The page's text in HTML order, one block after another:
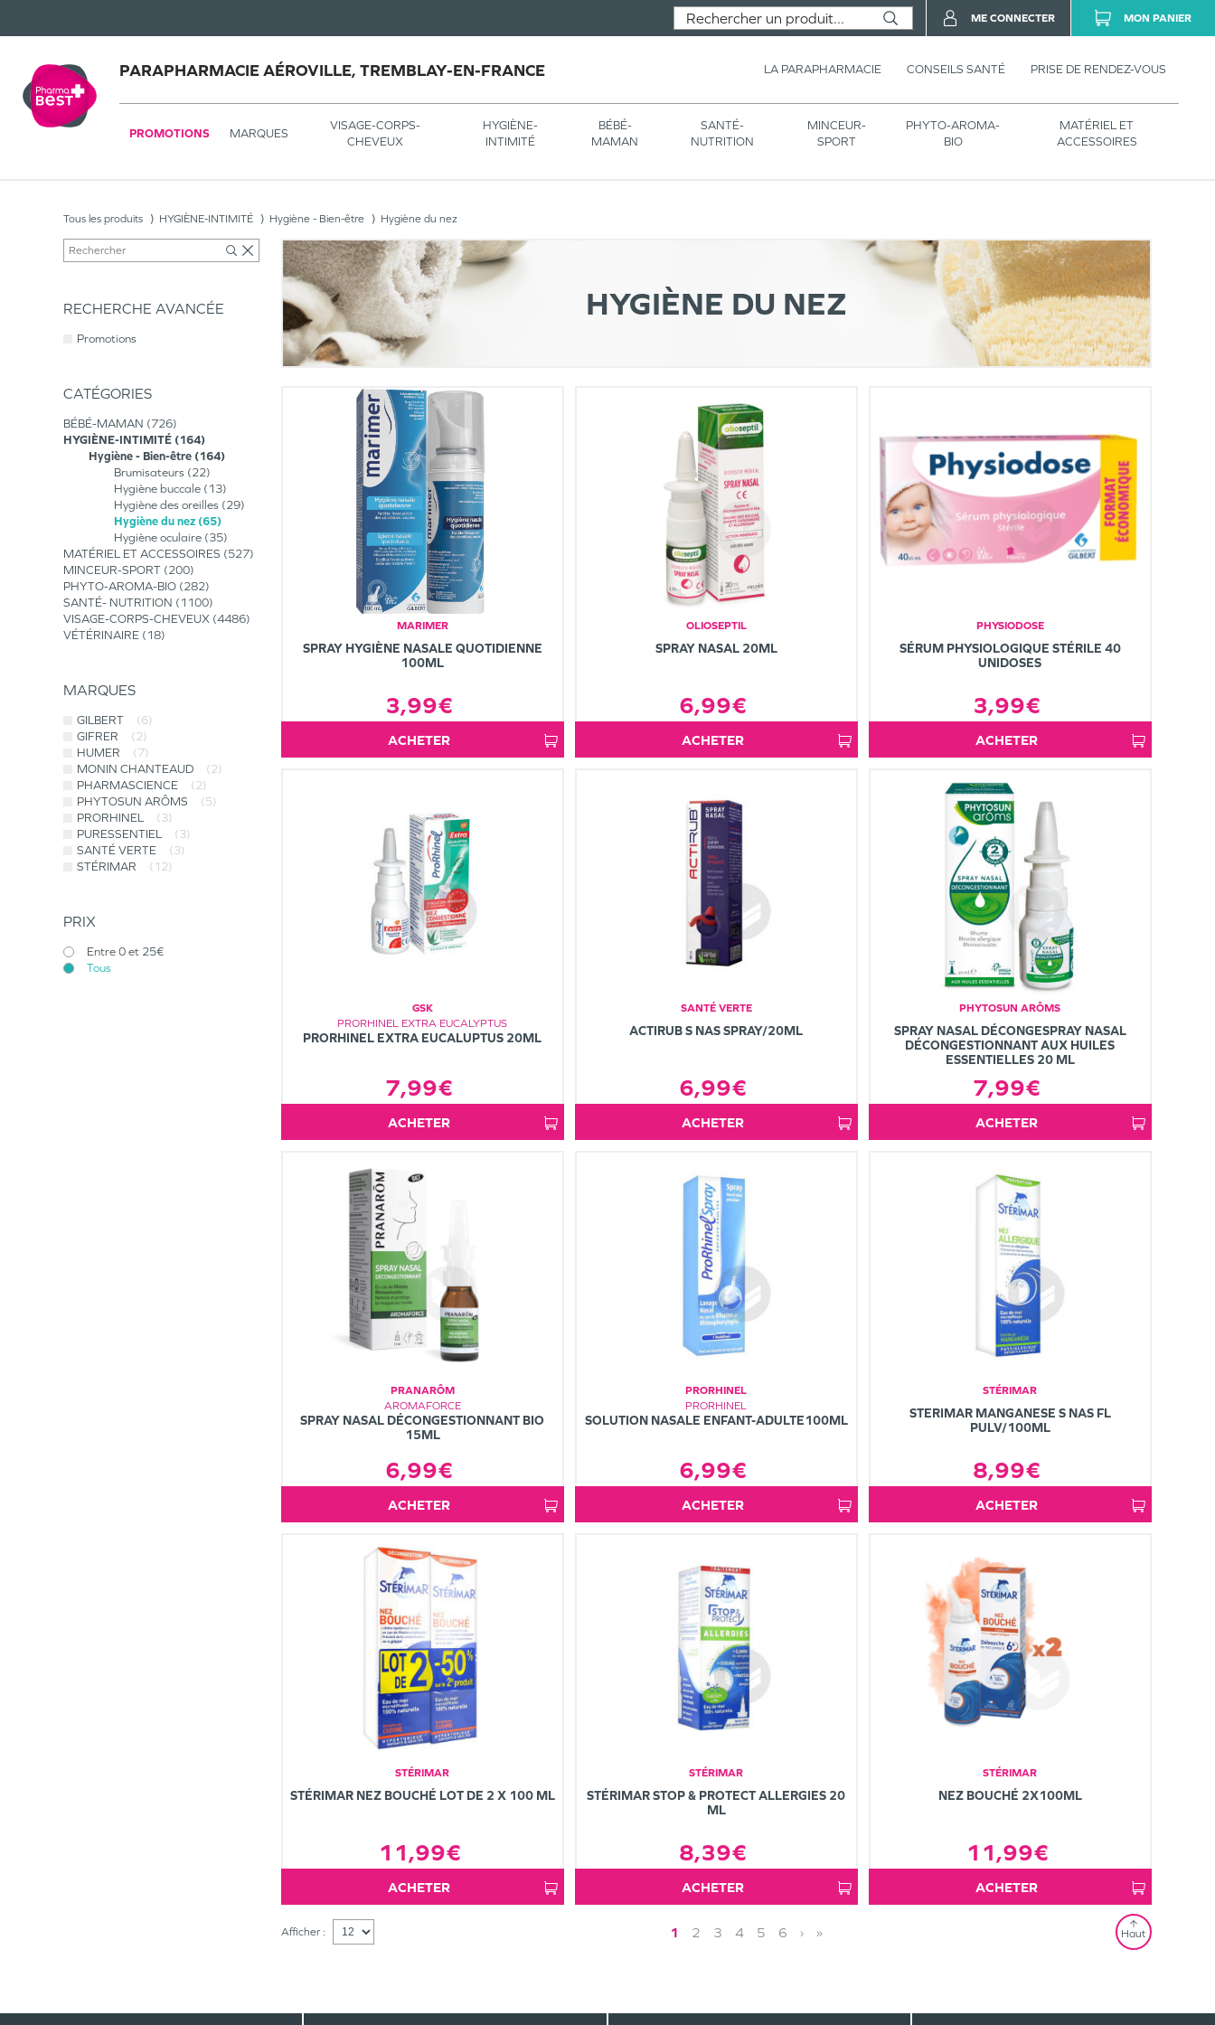
PARAPHARMACIE AÉROVILLE, TREMBLAY-EN-FRANCE LA PARAPHARMACIE CONSEILS SANTÉ PRISE DE RENDEZ-VOUS
PROMOTIONS MARQUES
VISAGE-CORPS-
CHEVEUX
HYGIÈNE-
INTIMITÉ
BÉBÉ-
MAMAN
SANTÉ-
NUTRITION
MINCEUR-
SPORT
PHYTO-AROMA-
BIO
MATÉRIEL ET
ACCESSOIRES
ME CONNECTER MON PANIER
Tous les produits HYGIÈNE-INTIMITÉ Hygiène - Bien-être Hygiène du nez
RECHERCHE AVANCÉE
Promotions
CATÉGORIES
BÉBÉ-MAMAN
726
HYGIÈNE-INTIMITÉ
164
Hygiène - Bien-être
164
Brumisateurs
22
Hygiène buccale
13
Hygiène des oreilles
29
Hygiène du nez 65
Hygiène oculaire 35
MATÉRIEL ET ACCESSOIRES
527
MINCEUR-SPORT 200
PHYTO-AROMA-BIO 282
SANTÉ- NUTRITION
1100
VISAGE-CORPS-CHEVEUX 4486
VÉTÉRINAIRE
18
MARQUES
GILBERT
(6)
GIFRER
(2)
HUMER
(7)
MONIN CHANTEAUD
(2)
PHARMASCIENCE
(2)
PHYTOSUN ARÔMS
(5)
PRORHINEL
(3)
PURESSENTIEL
(3)
SANTÉ VERTE
(3)
STÉRIMAR
(12)
PRIX
Entre 0 et 25€
Tous
HYGIÈNE DU NEZ
MARIMER
SPRAY HYGIÈNE NASALE QUOTIDIENNE
100ML
3,99€
ACHETER
OLIOSEPTIL
SPRAY NASAL 20ML
6,99€
ACHETER
PHYSIODOSE
SÉRUM PHYSIOLOGIQUE STÉRILE 40
UNIDOSES
3,99€
ACHETER
GSK
PRORHINEL EXTRA EUCALYPTUS
PRORHINEL EXTRA EUCALUPTUS 20ML
7,99€
ACHETER
SANTÉ VERTE
ACTIRUB S NAS SPRAY/20ML
6,99€
ACHETER
PHYTOSUN ARÔMS
SPRAY NASAL DÉCONGESPRAY NASAL
DÉCONGESTIONNANT AUX HUILES
ESSENTIELLES 20 ML
7,99€
ACHETER
PRANARÔM
AROMAFORCE
SPRAY NASAL DÉCONGESTIONNANT BIO
15ML
6,99€
ACHETER
PRORHINEL
PRORHINEL
SOLUTION NASALE ENFANT-ADULTE100ML
6,99€
ACHETER
STÉRIMAR
STERIMAR MANGANESE S NAS FL
PULV/100ML
8,99€
ACHETER
STÉRIMAR
STÉRIMAR NEZ BOUCHÉ LOT DE 2 X 100 ML
11,99€
ACHETER
STÉRIMAR
STÉRIMAR STOP & PROTECT ALLERGIES 20
ML
8,39€
ACHETER
STÉRIMAR
NEZ BOUCHÉ 2X100ML
11,99€
ACHETER
Afficher : 1 2 3 4 5 6 › » Haut